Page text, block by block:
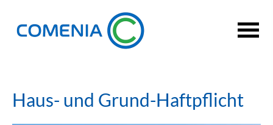
Haus- und Grund-Haft­pflicht